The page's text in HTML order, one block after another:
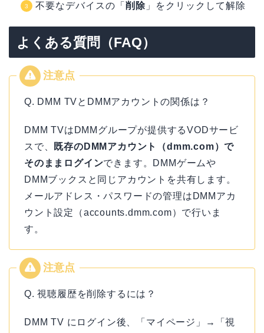
不要なデバイスの「 削除 」をクリックして解除
よくある質問（FAQ）
Q. DMM TVとDMMアカウントの関係は？
DMM TVはDMMグループが提供するVODサービ
スで、
既存のDMMアカウント（dmm.com）で
そのままログインできます。DMMゲームや
DMMブックスと同じアカウントを共有します。
メールアドレス・パスワードの管理はDMMアカ
ウント設定（accounts.dmm.com）で行いま
す。
Q. 視聴履歴を削除するには？
DMM TV にログイン後、「マイページ」→「視